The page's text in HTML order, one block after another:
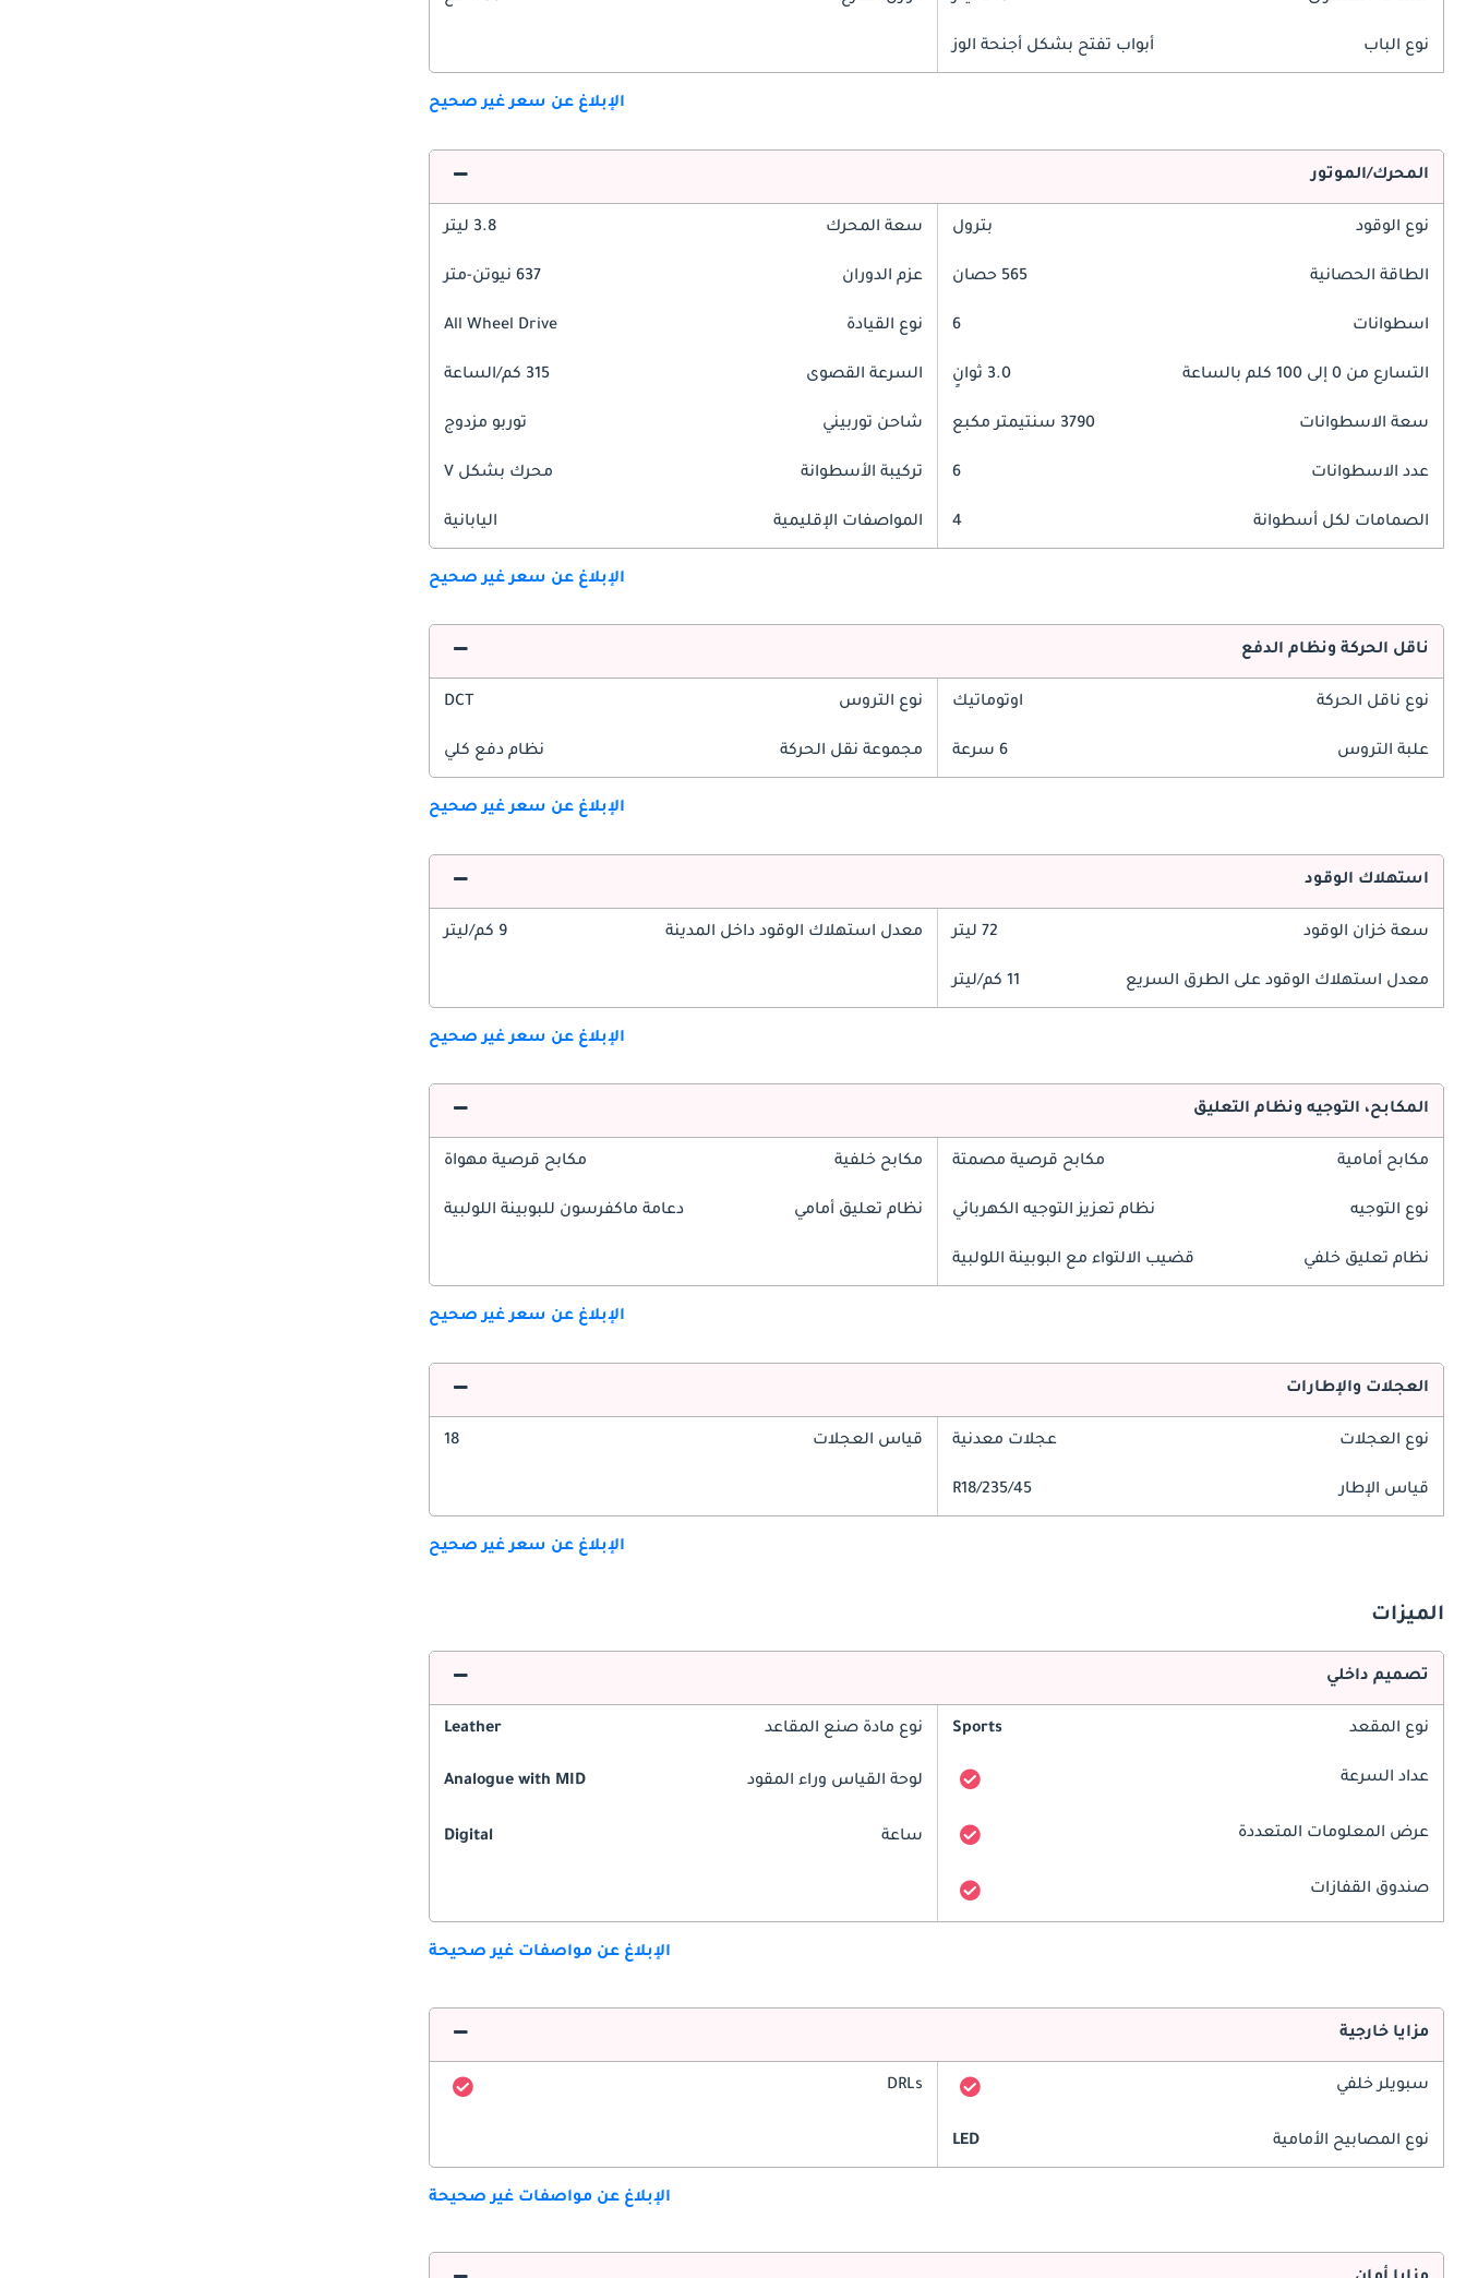
نوع الباب أبواب تفتح بشكل أجنحة الوز
الإبلاغ عن سعر غير صحيح
المحرك/الموتور
نوع الوقود بترول سعة المحرك 3.8 ليتر
الطاقة الحصانية 565 حصان عزم الدوران 637 نيوتن-متر
اسطوانات 6 نوع القيادة All Wheel Drive
التسارع من 0 إلى 100 كلم بالساعة 3.0 ثوانٍ السرعة القصوى 315 كم/الساعة
سعة الاسطوانات 3790 سنتيمتر مكبع شاحن توربيني توربو مزدوج
عدد الاسطوانات 6 تركيبة الأسطوانة محرك بشكل V
الصمامات لكل أسطوانة 4 المواصفات الإقليمية اليابانية
الإبلاغ عن سعر غير صحيح
ناقل الحركة ونظام الدفع
نوع ناقل الحركة اوتوماتيك نوع التروس DCT
علبة التروس 6 سرعة مجموعة نقل الحركة نظام دفع كلي
الإبلاغ عن سعر غير صحيح
استهلاك الوقود
سعة خزان الوقود 72 ليتر معدل استهلاك الوقود داخل المدينة 9 كم/ليتر
معدل استهلاك الوقود على الطرق السريع 11 كم/ليتر
الإبلاغ عن سعر غير صحيح
المكابح، التوجيه ونظام التعليق
مكابح أمامية مكابح قرصية مصمتة مكابح خلفية مكابح قرصية مهواة
نوع التوجيه نظام تعزيز التوجيه الكهربائي نظام تعليق أمامي دعامة ماكفرسون للبوبينة اللولبية
نظام تعليق خلفي قضيب الالتواء مع البوبينة اللولبية
الإبلاغ عن سعر غير صحيح
العجلات والإطارات
نوع العجلات عجلات معدنية قياس العجلات 18
قياس الإطار 235/45/R18
الإبلاغ عن سعر غير صحيح
الميزات
تصميم داخلي
نوع المقعد Sports نوع مادة صنع المقاعد Leather
عداد السرعة لوحة القياس وراء المقود Analogue with MID
عرض المعلومات المتعددة ساعة Digital
صندوق القفازات
الإبلاغ عن مواصفات غير صحيحة
مزايا خارجية
سبويلر خلفي DRLs
نوع المصابيح الأمامية LED
الإبلاغ عن مواصفات غير صحيحة